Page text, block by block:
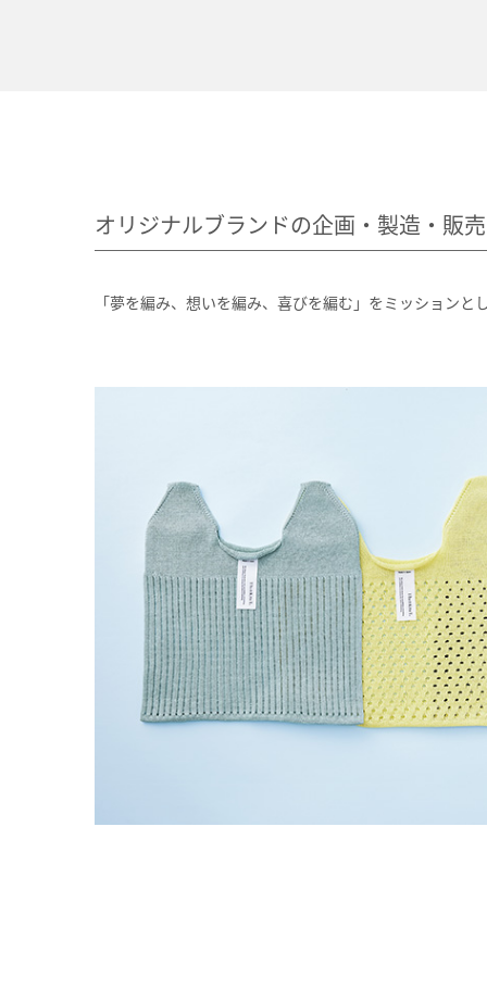
オリジナルブランドの企画・製造・販売
「夢を編み、想いを編み、喜びを編む」をミッション